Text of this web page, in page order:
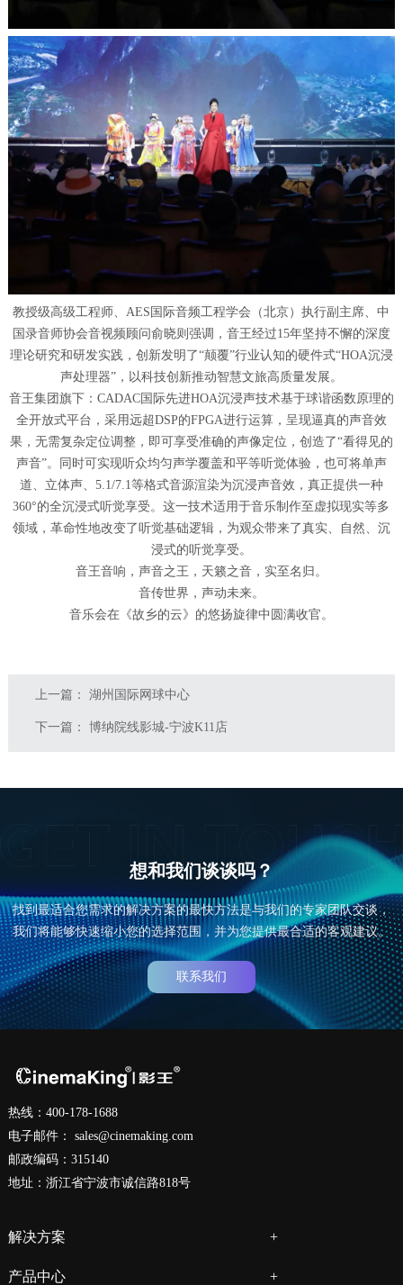
教授级高级工程师、AES国际音频工程学会（北京）执行副主席、中
国录音师协会音视频顾问俞晓则强调，音王经过15年坚持不懈的深度
理论研究和研发实践，创新发明了“颠覆”行业认知的硬件式“HOA沉浸
声处理器”，以科技创新推动智慧文旅高质量发展。
音王集团旗下：CADAC国际先进HOA沉浸声技术基于球谐函数原理的
全开放式平台，采用远超DSP的FPGA进行运算，呈现逼真的声音效
果，无需复杂定位调整，即可享受准确的声像定位，创造了“看得见的
声音”。同时可实现听众均匀声学覆盖和平等听觉体验，也可将单声
道、立体声、5.1/7.1等格式音源渲染为沉浸声音效，真正提供一种
360°的全沉浸式听觉享受。这一技术适用于音乐制作至虚拟现实等多
领域，革命性地改变了听觉基础逻辑，为观众带来了真实、自然、沉
浸式的听觉享受。
音王音响，声音之王，天籁之音，实至名归。
音传世界，声动未来。
音乐会在《故乡的云》的悠扬旋律中圆满收官。
上一篇： 湖州国际网球中心
下一篇： 博纳院线影城-宁波K11店
想和我们谈谈吗？
找到最适合您需求的解决方案的最快方法是与我们的专家团队交谈，
我们将能够快速缩小您的选择范围，并为您提供最合适的客观建议。
联系我们
热线：400-178-1688
电子邮件： sales@cinemaking.com
邮政编码：315140
地址：浙江省宁波市诚信路818号
解决方案
产品中心